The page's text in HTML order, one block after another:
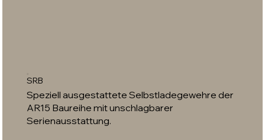
SRB
Speziell ausgestattete Selbstladegewehre der
AR15 Baureihe mit unschlagbarer
Serienausstattung.